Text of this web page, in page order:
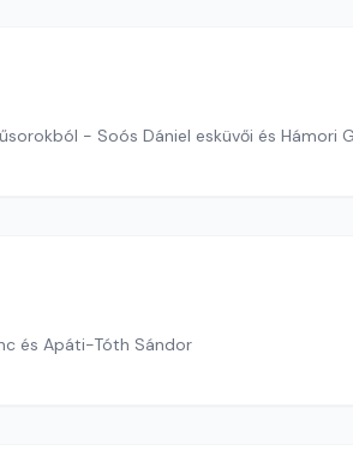
- Soós Dániel esküvői és Hámori
és Apáti-Tóth Sándor